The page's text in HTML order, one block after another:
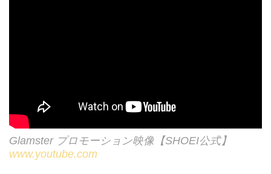
Glamster プロモーション映像【SHOEI公式】
www.youtube.com